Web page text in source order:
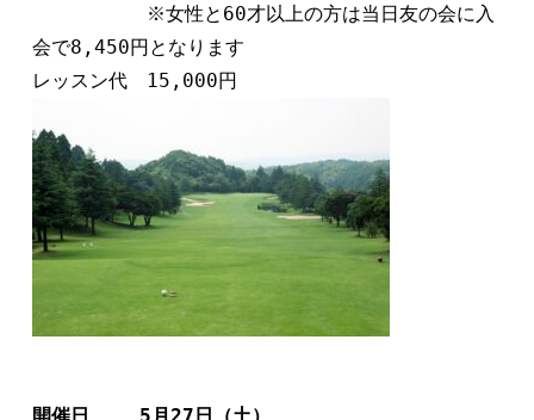
※女性と60才以上の方は当日友の会に入
会で8,450円となります